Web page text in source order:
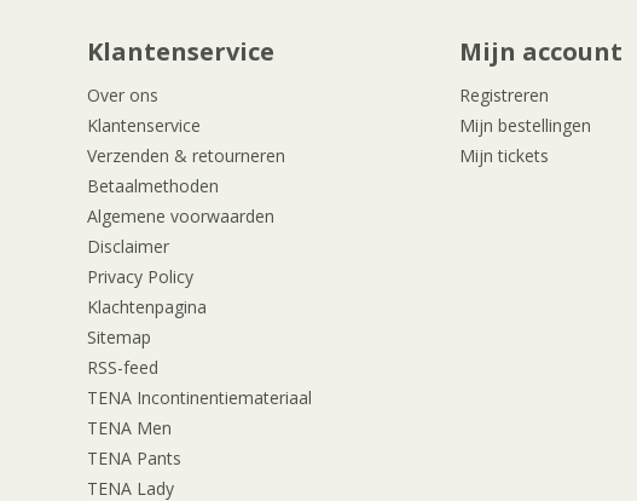
Klantenservice
Over ons
Klantenservice
Verzenden & retourneren
Betaalmethoden
Algemene voorwaarden
Disclaimer
Privacy Policy
Klachtenpagina
Sitemap
RSS-feed
TENA Incontinentiemateriaal
TENA Men
TENA Pants
TENA Lady
Mijn account
Registreren
Mijn bestellingen
Mijn tickets